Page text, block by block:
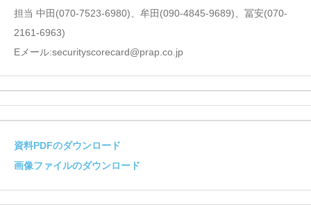
担当 中田(070-7523-6980)、牟田(090-4845-9689)、冨安(070-
2161-6963)
Eメール:securityscorecard@prap.co.jp
資料PDFのダウンロード
画像ファイルのダウンロード